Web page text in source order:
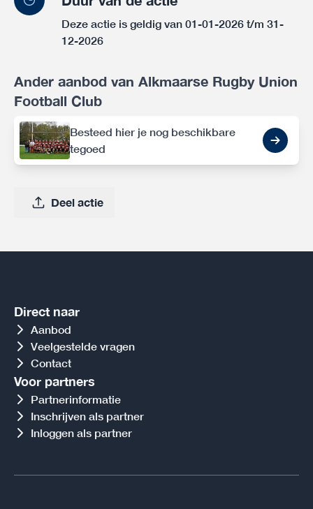
Deze actie is geldig van 01-01-2026 t/m 31-
12-2026
Ander aanbod van Alkmaarse Rugby Union
Football Club
Besteed hier je nog beschikbare
tegoed
Deel actie
Direct naar
Aanbod
Veelgestelde vragen
Contact
Voor partners
Partnerinformatie
Inschrijven als partner
Inloggen als partner